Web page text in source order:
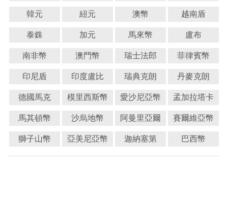
韓元 紐元 澳幣 越南盾
泰銖 加元 馬來幣 盧布
南非幣 澳門幣 瑞士法郎 菲律賓幣
印尼盾 印度盧比 瑞典克朗 丹麥克朗
德國馬克 模里西斯幣 愛沙尼亞幣 孟加拉塔卡
馬其頓幣 沙烏地幣 阿曼里亞爾 賽爾維亞幣
獅子山幣 亞美尼亞幣 迦納塞第 巴西幣